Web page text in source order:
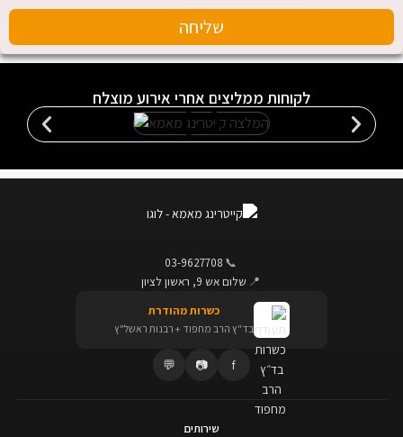
שליחה
לקוחות ממליצים אחרי אירוע מוצלח
📞
03-9627708
📍 שלום אש 9, ראשון לציון
כשרות מהודרת
בד"ץ הרב מחפוד + רבנות ראשל"ץ
f
📷
💬
שירותים